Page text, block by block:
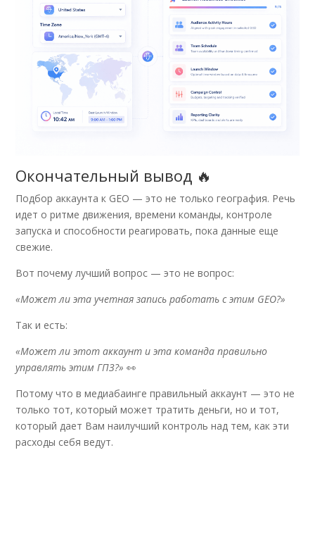
Окончательный вывод 🔥
Подбор аккаунта к GEO — это не только география. Речь
идет о ритме движения, времени команды, контроле
запуска и способности реагировать, пока данные еще
свежие.
Вот почему лучший вопрос — это не вопрос:
«Может ли эта учетная запись работать с этим GEO?»
Так и есть:
«Может ли этот аккаунт и эта команда правильно
управлять этим ГПЗ?» 👀
Потому что в медиабаинге правильный аккаунт — это не
только тот, который может тратить деньги, но и тот,
который дает Вам наилучший контроль над тем, как эти
расходы себя ведут.